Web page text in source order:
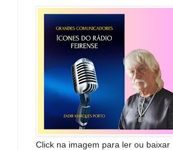
Click na imagem para ler ou baixar